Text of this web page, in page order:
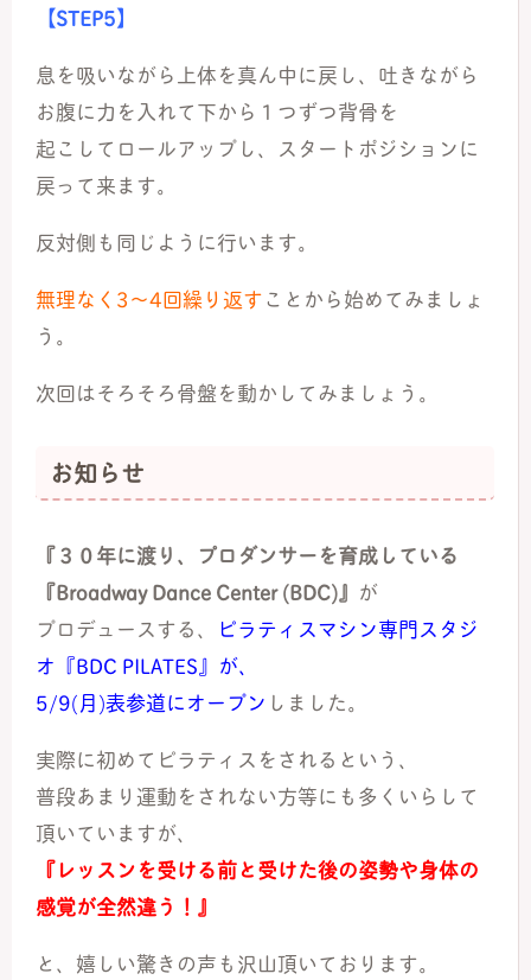
【STEP5】
息を吸いながら上体を真ん中に戻し、吐きながら
お腹に力を入れて下から１つずつ背骨を
起こしてロールアップし、スタートポジションに
戻って来ます。
反対側も同じように行います。
無理なく3〜4回繰り返すことから始めてみましょ
う。
次回はそろそろ骨盤を動かしてみましょう。
お知らせ
『３０年に渡り、プロダンサーを育成している
『Broadway Dance Center (BDC)』 が
プロデュースする、
ピラティスマシン専門スタジ
オ『BDC PILATES』が、
5/9(月)表参道にオープン しました。
実際に初めてピラティスをされるという、
普段あまり運動をされない方等にも多くいらして
頂いていますが、
『レッスンを受ける前と受けた後の姿勢や身体の
感覚が全然違う！』
と、嬉しい驚きの声も沢山頂いております。